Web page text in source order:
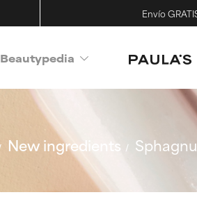
Envío
Beautypedia
New ingredients